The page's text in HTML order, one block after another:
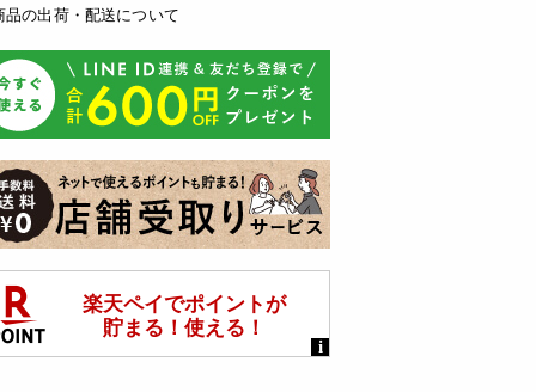
品の出荷・配送について